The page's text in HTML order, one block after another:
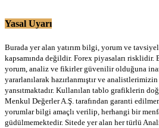
Yasal Uyarı
Burada yer alan yatırım bilgi, yorum ve
kapsamında değildir. Forex piyasaları risklidir.
yorum, analiz ve fikirler güvenilir olduğuna
yararlanılarak hazırlanmıştır ve
yansıtmaktadır. Kullanılan tablo grafiklerin
Menkul Değerler A.Ş. tarafından garanti
yorumlar bilgi amaçlı verilip, herhangi bir
güdülmemektedir. Sitede yer alan her türlü